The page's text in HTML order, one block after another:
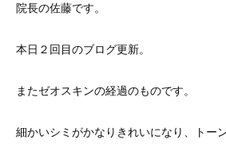
院長の佐藤です。
本日２回目のブログ更新。
またゼオスキンの経過のものです。
細かいシミがかなりきれいになり、トー